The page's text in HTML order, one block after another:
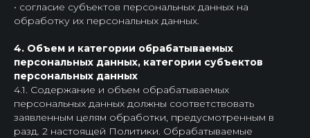
• согласие субъектов персональных данных на
обработку их персональных данных.
4. Объем и категории обрабатываемых
персональных данных, категории субъектов
персональных данных
4.1. Содержание и объем обрабатываемых
персональных данных должны соответствовать
заявленным целям обработки, предусмотренным в
разд. 2 настоящей Политики. Обрабатываемые